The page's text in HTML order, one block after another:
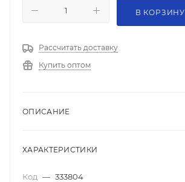
В КОРЗИНУ
Рассчитать доставку
Купить оптом
ОПИСАНИЕ
ХАРАКТЕРИСТИКИ
Код — 333804